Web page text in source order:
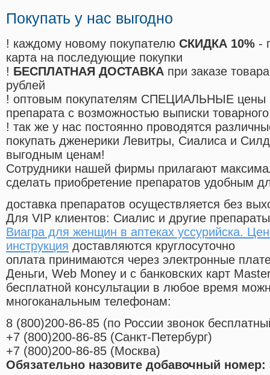
Покупать у нас выгодно
! каждому новому покупателю СКИДКА 10% -
карта на последующие покупки
! БЕСПЛАТНАЯ ДОСТАВКА при заказе
рублей
! оптовым покупателям СПЕЦИАЛЬНЫЕ цены
препарата с возможностью выписки
! так же у нас постоянно проводятся
покупать дженерики Левитры, Сиалиса и
выгодным ценам!
Cотрудники нашей фирмы прилагают
сделать приобретение препаратов удобным
доставка препаратов осуществляется без
Для VIP клиентов: Сиалис и другие
Виагра для женщин в аптеках уссурийска.
инструкция доставляются круглосуточно
оплата принимаются через электронные
Деньги, Web Money и с банковских карт
бесплатной консультации в любое время
многоканальным телефонам:
8 (800)200-86-85 (по России звонок
+7 (800)200-86-85 (Санкт-Петербург)
+7 (800)200-86-85 (Москва)
Обязательно назовите добавочный номер: